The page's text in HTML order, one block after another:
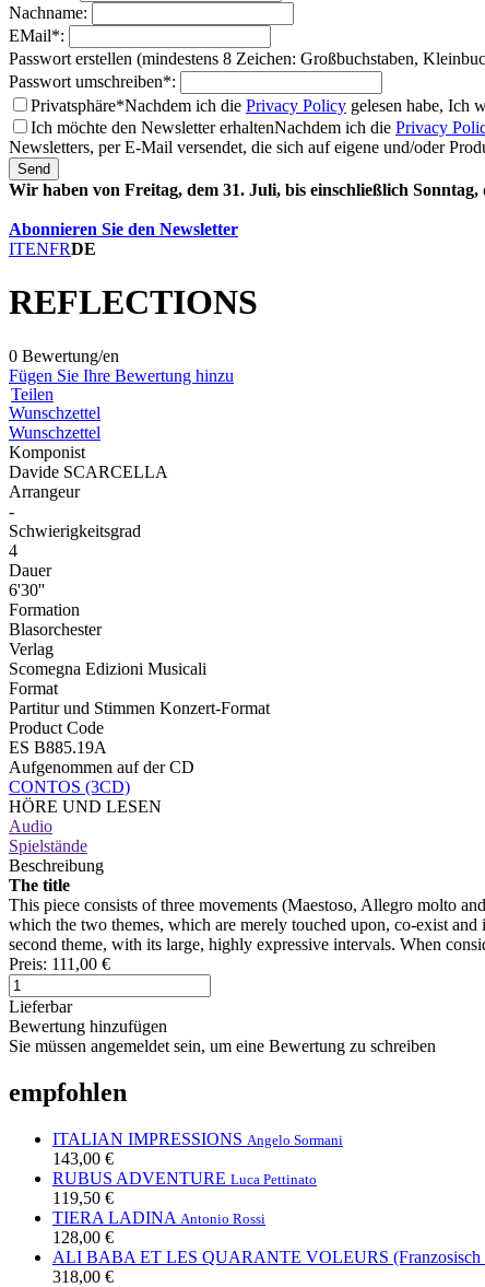
Nachname:
EMail*:
Passwort erstellen (mindestens 8 Zeichen: Großbuchstaben,
Passwort umschreiben*:
Privatsphäre*Nachdem ich die Privacy Policy gelesen habe, Ich
Ich möchte den Newsletter erhaltenNachdem ich die Privacy
Newsletters, per E-Mail versendet, die sich auf eigene und/oder
Send
Wir haben von Freitag, dem 31. Juli, bis einschließlich
Abonnieren Sie den Newsletter
ITENFRDE
REFLECTIONS
0 Bewertung/en
Fügen Sie Ihre Bewertung hinzu
Teilen
Wunschzettel
Wunschzettel
Komponist
Davide SCARCELLA
Arrangeur
-
Schwierigkeitsgrad
4
Dauer
6'30''
Formation
Blasorchester
Verlag
Scomegna Edizioni Musicali
Format
Partitur und Stimmen Konzert-Format
Product Code
ES B885.19A
Aufgenommen auf der CD
CONTOS (3CD)
HÖRE UND LESEN
Audio
Spielstände
Beschreibung
The title
This piece consists of three movements (Maestoso, Allegro molto
which the two themes, which are merely touched upon, co-exist
second theme, with its large, highly expressive intervals. When
Preis: 111,00 €
Lieferbar
Bewertung hinzufügen
Sie müssen angemeldet sein, um eine Bewertung zu schreiben
empfohlen
ITALIAN IMPRESSIONS Angelo Sormani
143,00 €
RUBUS ADVENTURE Luca Pettinato
119,50 €
TIERA LADINA Antonio Rossi
128,00 €
ALI BABA ET LES QUARANTE VOLEURS (Franzosisch
318,00 €